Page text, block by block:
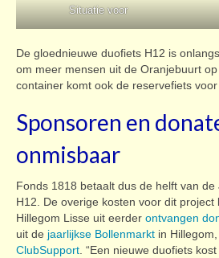
Situatie voor
De gloednieuwe duofiets H12 is
om meer mensen uit de Oranjebuurt
container komt ook de reservefiets
Sponsoren en
onmisbaar
Fonds 1818 betaalt dus de helft van
H12. De overige kosten voor dit project
Hillegom Lisse uit eerder ontvangen
uit de jaarlijkse Bollenmarkt in
ClubSupport . “Een nieuwe duofiets